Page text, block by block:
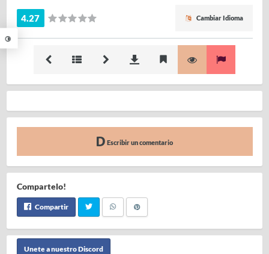
4.27 Cambiar Idioma
Escribir un comentario
Compartelo!
Compartir
Unete a nuestro Discord